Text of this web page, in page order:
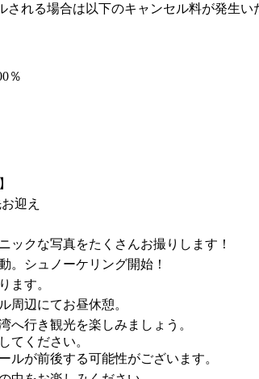
れる場合は以下のキャンセル料が発生い
％
迎え
ックな写真をたくさんお撮りします！
。シュノーケリング開始！
ます。
周辺にてお昼休憩。
へ行き観光を楽しみましょう。
てください。
が前後する可能性がございます。